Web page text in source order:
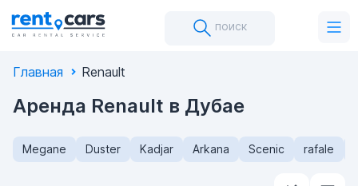
поиск
Главная Renault
Аренда Renault в Дубае
Megane Duster Kadjar Arkana Scenic rafale